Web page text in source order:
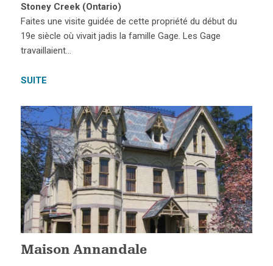
Stoney Creek (Ontario)
Faites une visite guidée de cette propriété du début du
19e siècle où vivait jadis la famille Gage. Les Gage
travaillaient…
SUITE
Maison Annandale